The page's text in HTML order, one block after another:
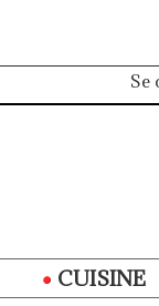
Se
CUISINE